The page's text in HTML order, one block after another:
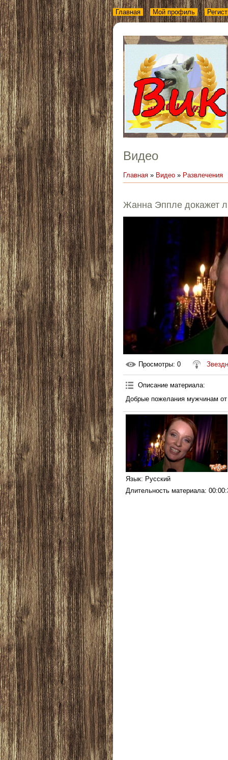
Главная Мой профиль
Видео
Главная » Видео » Развлечения
Жанна Эппле докажет
Просмотры: 0
Описание материала:
Добрые пожелания мужчинам
Язык: Русский
Длительность материала: